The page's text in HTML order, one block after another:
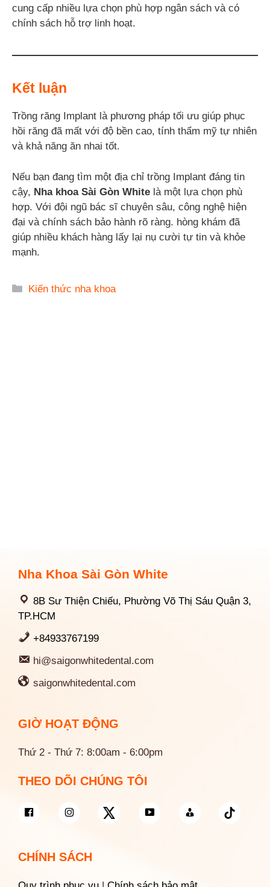
cung cấp nhiều lựa chọn phù hợp ngân sách và có
chính sách hỗ trợ linh hoạt.
Kết luận
Trồng răng Implant là phương pháp tối ưu giúp phục
hồi răng đã mất với độ bền cao, tính thẩm mỹ tự nhiên
và khả năng ăn nhai tốt.
Nếu bạn đang tìm một địa chỉ trồng Implant đáng tin
cậy, Nha khoa Sài Gòn White là một lựa chọn phù
hợp. Với đội ngũ bác sĩ chuyên sâu, công nghệ hiện
đại và chính sách bảo hành rõ ràng. hòng khám đã
giúp nhiều khách hàng lấy lại nụ cười tự tin và khỏe
mạnh.
Danh
Kiến thức nha khoa
Nha Khoa Sài Gòn White
8B Sư Thiện Chiếu, Phường Võ Thị Sáu Quận 3,
TP.HCM
+84933767199
hi@saigonwhitedental.com
saigonwhitedental.com
GIỜ HOẠT ĐỘNG
Thứ 2 - Thứ 7: 8:00am - 6:00pm
THEO DÕI CHÚNG TÔI
CHÍNH SÁCH